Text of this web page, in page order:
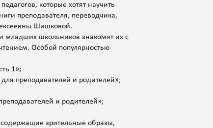
которые хотят научить
преподавателя, переводчика,
Шишковой.
младших школьников знакомят их с
Особой популярностью
1»;
преподавателей и родителей»;
и родителей»;
содержащие зрительные образы,